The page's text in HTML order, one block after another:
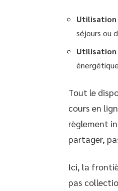
séjours ou
Utilisation
Tout le
cours en
règlement
partager,
Ici, la
pas